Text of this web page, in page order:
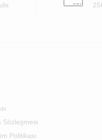
Sözleşmesi
Politikası